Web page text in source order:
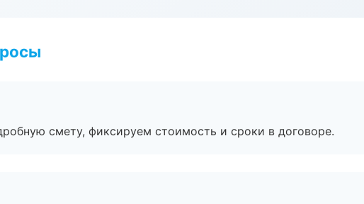
смету, фиксируем стоимость и сроки в договоре.